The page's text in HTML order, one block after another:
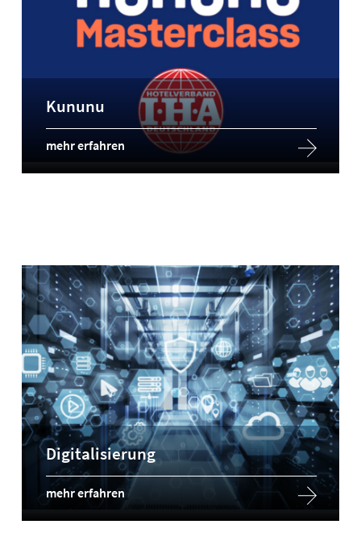
Kununu
mehr erfahren
Digitalisierung
mehr erfahren